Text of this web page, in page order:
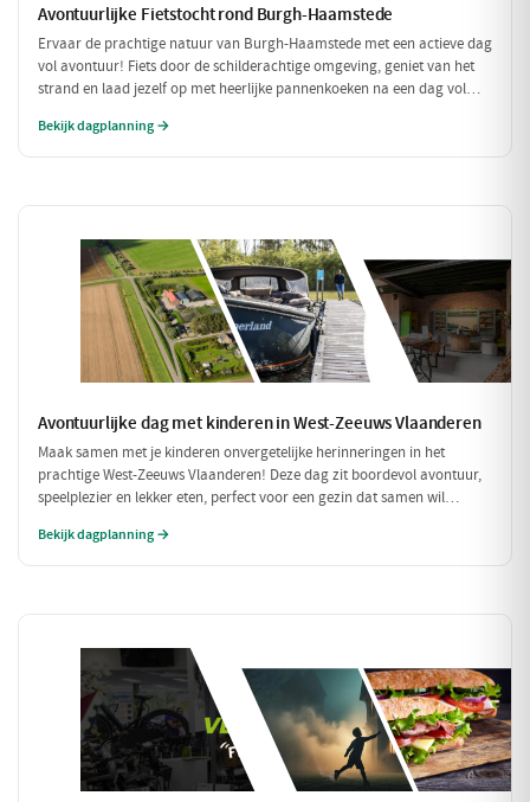
Avontuurlijke Fietstocht rond Burgh-Haamstede
Ervaar de prachtige natuur van Burgh-Haamstede met een actieve dag
vol avontuur! Fiets door de schilderachtige omgeving, geniet van het
strand en laad jezelf op met heerlijke pannenkoeken na een dag vol
uitdaging houdt!
Bekijk dagplanning →
Avontuurlijke dag met kinderen in West-Zeeuws Vlaanderen
Maak samen met je kinderen onvergetelijke herinneringen in het
prachtige West-Zeeuws Vlaanderen! Deze dag zit boordevol avontuur,
speelplezier en lekker eten, perfect voor een gezin dat samen wil
heerlijke maaltijd: dit wordt een dag om niet te vergeten!
Bekijk dagplanning →